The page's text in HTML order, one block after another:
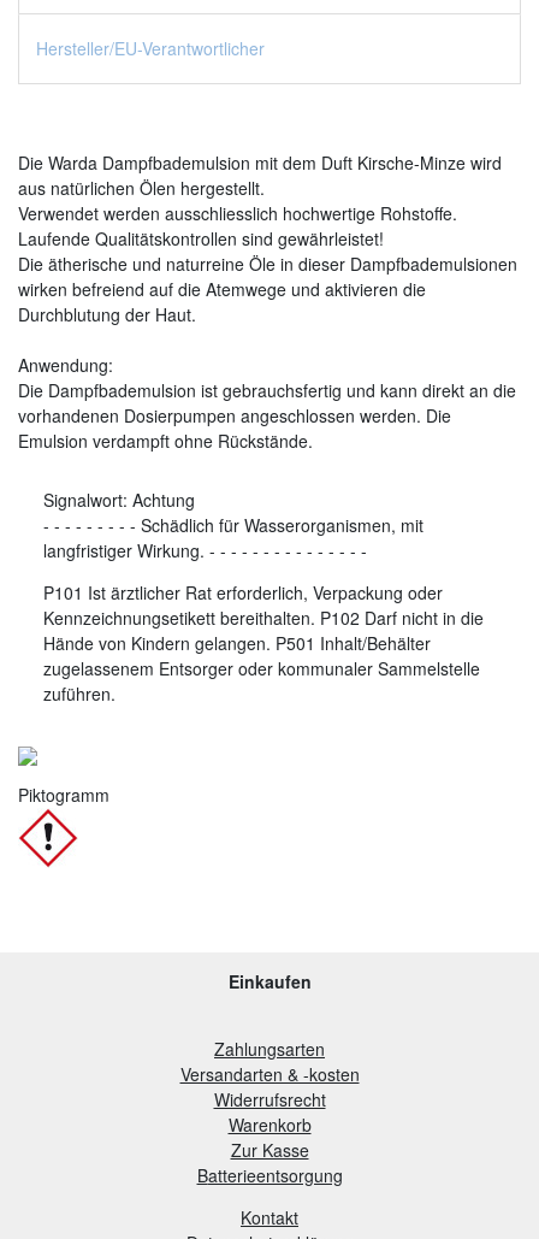
Hersteller/EU-Verantwortlicher
Die Warda Dampfbademulsion mit dem Duft Kirsche-Minze wird
aus natürlichen Ölen hergestellt.
Verwendet werden ausschliesslich hochwertige Rohstoffe.
Laufende Qualitätskontrollen sind gewährleistet!
Die ätherische und naturreine Öle in dieser Dampfbademulsionen
wirken befreiend auf die Atemwege und aktivieren die
Durchblutung der Haut.
Anwendung:
Die Dampfbademulsion ist gebrauchsfertig und kann direkt an die
vorhandenen Dosierpumpen angeschlossen werden. Die
Emulsion verdampft ohne Rückstände.
Signalwort: Achtung
- - - - - - - - - Schädlich für Wasserorganismen, mit
langfristiger Wirkung. - - - - - - - - - - - - - - -
P101 Ist ärztlicher Rat erforderlich, Verpackung oder
Kennzeichnungsetikett bereithalten. P102 Darf nicht in die
Hände von Kindern gelangen. P501 Inhalt/Behälter
zugelassenem Entsorger oder kommunaler Sammelstelle
zuführen.
Piktogramm
Einkaufen
Zahlungsarten
Versandarten & -kosten
Widerrufsrecht
Warenkorb
Zur Kasse
Batterieentsorgung
Kontakt